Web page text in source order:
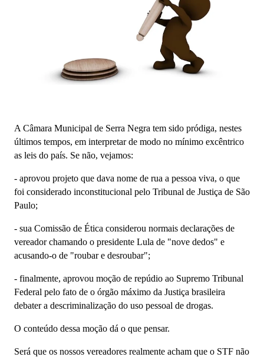
A Câmara Municipal de Serra Negra tem sido pródiga, nestes
últimos tempos, em interpretar de modo no mínimo excêntrico
as leis do país. Se não, vejamos:
- aprovou projeto que dava nome de rua a pessoa viva, o que
foi considerado inconstitucional pelo Tribunal de Justiça de São
Paulo;
- sua Comissão de Ética considerou normais declarações de
vereador chamando o presidente Lula de "nove dedos" e
acusando-o de "roubar e desroubar";
- finalmente, aprovou moção de repúdio ao Supremo Tribunal
Federal pelo fato de o órgão máximo da Justiça brasileira
debater a descriminalização do uso pessoal de drogas.
O conteúdo dessa moção dá o que pensar.
Será que os nossos vereadores realmente acham que o STF não